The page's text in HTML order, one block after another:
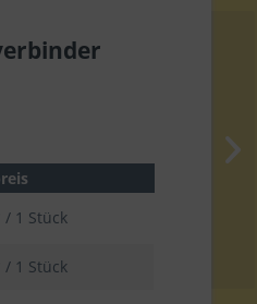
/ 1 Stück
/ 1 Stück